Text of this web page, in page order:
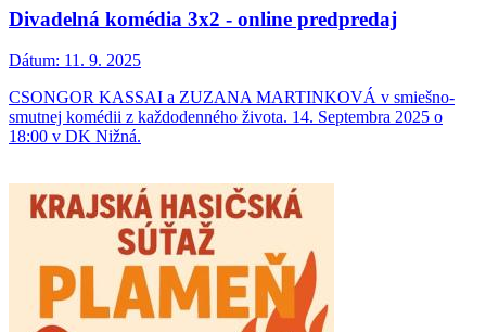
Divadelná komédia 3x2 - online predpredaj
Dátum: 11. 9. 2025
CSONGOR KASSAI a ZUZANA MARTINKOVÁ v smiešno-
smutnej komédii z každodenného života. 14. Septembra 2025 o
18:00 v DK Nižná.